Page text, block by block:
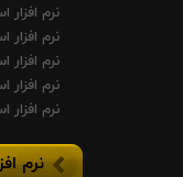
نرم افزار
نرم افزار
نرم افزار
نرم افزار
نرم افزار
نرم